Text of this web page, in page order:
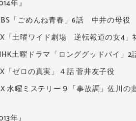
年』
「ごめんね青春」6話 中井の母役
「土曜ワイド劇場 逆転報道の女4」
土曜ドラマ「ロンググッドバイ」
「ゼロの真実」４話 菅井友子役
水曜ミステリー９「事故調」佐川の
年』